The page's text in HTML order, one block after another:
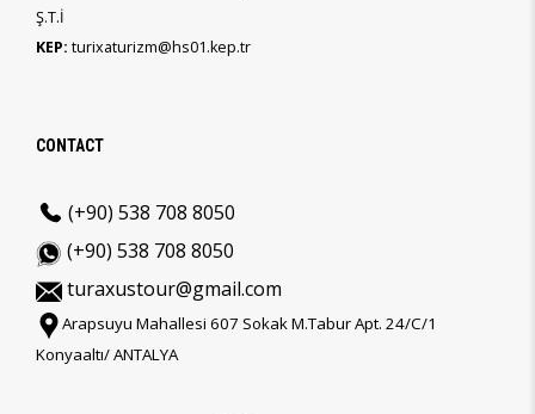
Ş.T.İ
KEP: turixaturizm@hs01.kep.tr
CONTACT
(+90) 538 708 8050
(+90) 538 708 8050
turaxustour@gmail.com
Arapsuyu Mahallesi 607 Sokak M.Tabur Apt. 24/C/1
Konyaaltı/ ANTALYA